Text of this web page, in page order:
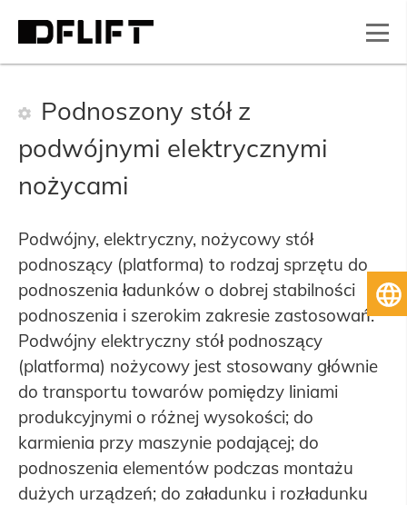
Podnoszony stół z
podwójnymi elektrycznymi
nożycami
Podwójny, elektryczny, nożycowy stół
podnoszący (platforma) to rodzaj sprzętu do
podnoszenia ładunków o dobrej stabilności
podnoszenia i szerokim zakresie zastosowań.
Podwójny elektryczny stół podnoszący
(platforma) nożycowy jest stosowany głównie
do transportu towarów pomiędzy liniami
produkcyjnymi o różnej wysokości; do
karmienia przy maszynie podającej; do
podnoszenia elementów podczas montażu
dużych urządzeń; do załadunku i rozładunku